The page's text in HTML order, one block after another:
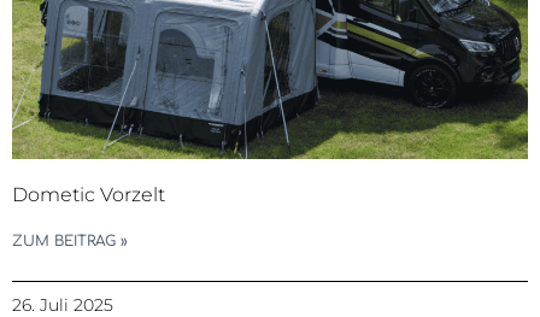
Dometic Vorzelt
ZUM BEITRAG »
26. Juli 2025